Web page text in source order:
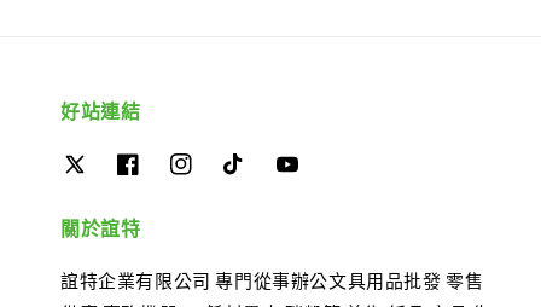
好站連結
關於誼特
誼特企業有限公司 專門從事辦公文具用品批發 零售